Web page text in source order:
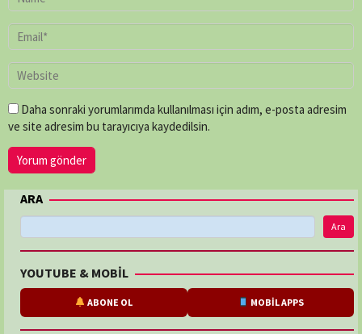
Daha sonraki yorumlarımda kullanılması için adım, e-posta adresim
ve site adresim bu tarayıcıya kaydedilsin.
ARA
Ara
YOUTUBE & MOBİL
ABONE OL MOBİL APPS